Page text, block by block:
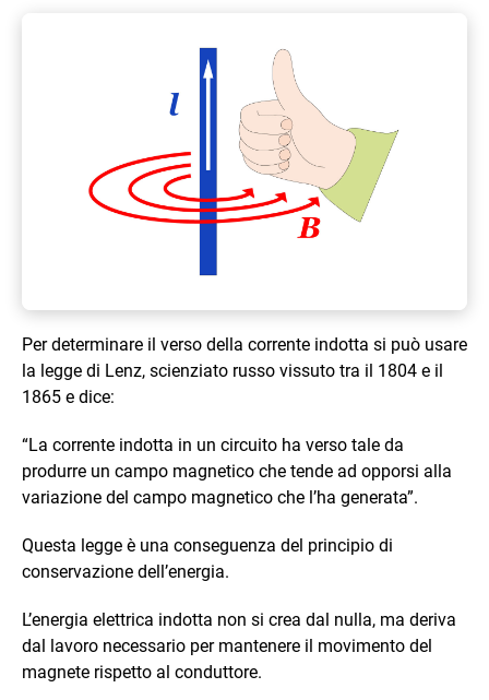
Per determinare il verso della corrente indotta si può usare
la legge di Lenz, scienziato russo vissuto tra il 1804 e il
1865 e dice:
“La corrente indotta in un circuito ha verso tale da
produrre un campo magnetico che tende ad opporsi alla
variazione del campo magnetico che l’ha generata”.
Questa legge è una conseguenza del principio di
conservazione dell’energia.
L’energia elettrica indotta non si crea dal nulla, ma deriva
dal lavoro necessario per mantenere il movimento del
magnete rispetto al conduttore.